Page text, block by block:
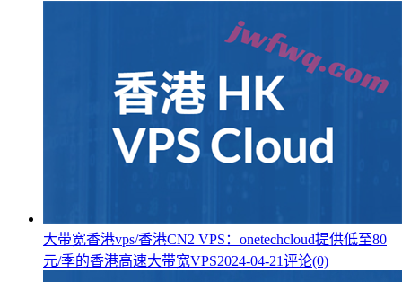
大带宽香港vps/香港CN2 VPS：onetechcloud提供低至80
元/季的香港高速大带宽VPS2024-04-21评论(0)